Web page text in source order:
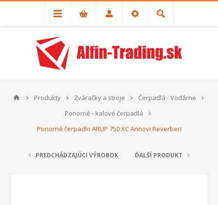
Produkty Zváračky a stroje
Čerpadlá - Vodárne
Ponorné - kalové čerpadlá
Ponorné čerpadlo ARUP 750 XC Annovi Reverberi
PREDCHÁDZAJÚCI VÝROBOK ĎALŠÍ PRODUKT